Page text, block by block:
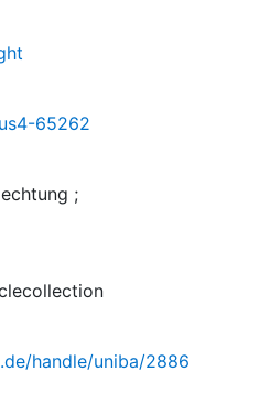
65262
;
handle/uniba/2886